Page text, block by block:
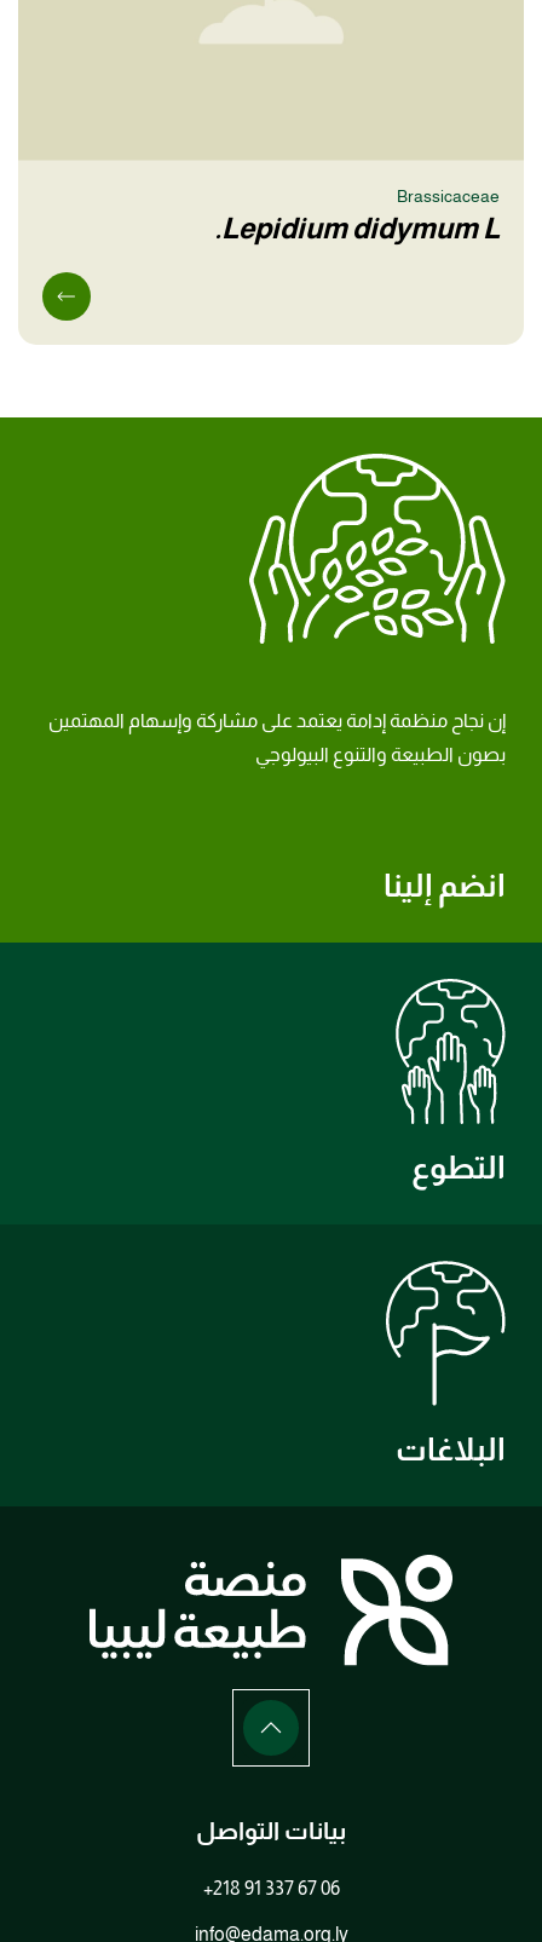
Brassicaceae
Lepidium didymum L.
انضم إلينا
إن نجاح منظمة إدامة يعتمد على مشاركة وإسهام المهتمين
بصون الطبيعة والتنوع البيولوجي
التطوع
البلاغات
بيانات التواصل
+218 91 337 67 06
info@edama.org.ly